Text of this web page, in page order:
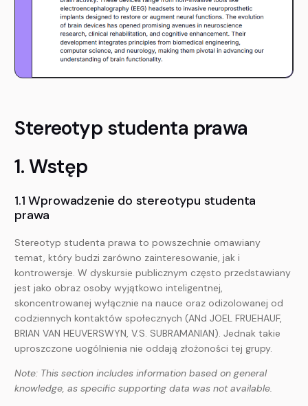
Stereotyp studenta prawa
1. Wstęp
1.1 Wprowadzenie do stereotypu studenta
prawa
Stereotyp studenta prawa to powszechnie omawiany
temat, który budzi zarówno zainteresowanie, jak i
kontrowersje. W dyskursie publicznym często przedstawiany
jest jako obraz osoby wyjątkowo inteligentnej,
skoncentrowanej wyłącznie na nauce oraz odizolowanej od
codziennych kontaktów społecznych (ANd JOEL FRUEHAUF,
BRIAN VAN HEUVERSWYN, V.S. SUBRAMANIAN). Jednak takie
uproszczone uogólnienia nie oddają złożoności tej grupy.
Note: This section includes information based on general
knowledge, as specific supporting data was not available.